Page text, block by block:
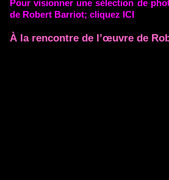
Pour visionner une sélection de
de Robert Barriot; cliquez ICI
À la rencontre de l’œuvre de